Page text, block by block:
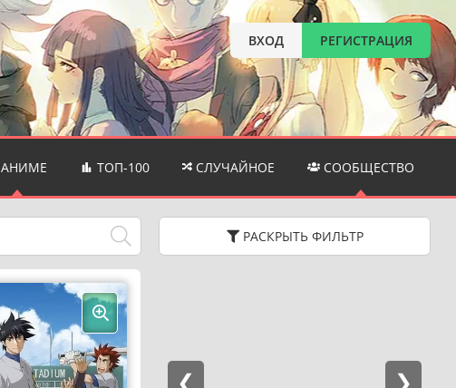
ВХОД РЕГИСТРАЦИЯ
АНИМЕ ТОП-100 СЛУЧАЙНОЕ СООБЩЕСТВО
РАСКРЫТЬ ФИЛЬТР